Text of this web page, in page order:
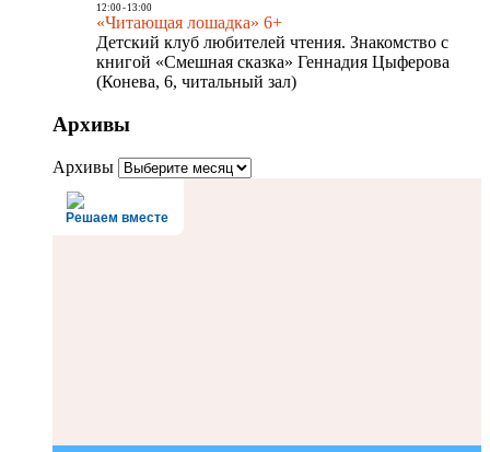
12:00- 13:00
«Читающая лошадка» 6+
Детский клуб любителей чтения. Знакомство с
книгой «Смешная сказка» Геннадия Цыферова
(Конева, 6, читальный зал)
Архивы
Архивы
Решаем вместе